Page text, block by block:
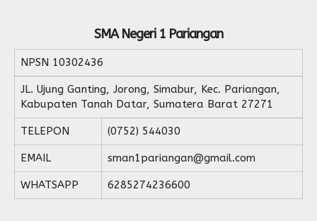
SMA Negeri 1 Pariangan
NPSN 10302436
JL. Ujung Ganting, Jorong, Simabur, Kec. Pariangan,
Kabupaten Tanah Datar, Sumatera Barat 27271
TELEPON (0752) 544030
EMAIL sman1pariangan@gmail.com
WHATSAPP 6285274236600